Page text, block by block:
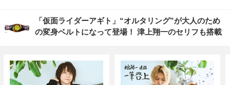
「仮面ライダーアギト」“オルタリング”が大人のため
の変身ベルトになって登場！ 津上翔一のセリフも搭載